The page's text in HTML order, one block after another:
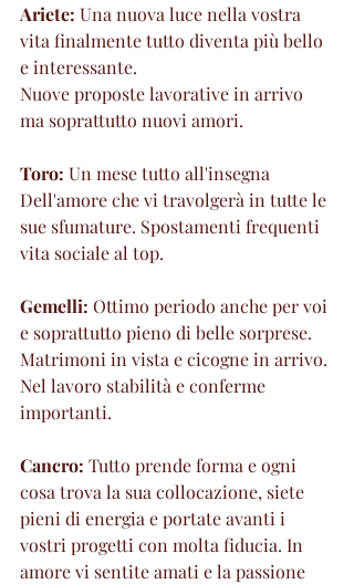
Ariete: Una nuova luce nella vostra
vita finalmente tutto diventa più bello
e interessante.
Nuove proposte lavorative in arrivo
ma soprattutto nuovi amori.
Toro: Un mese tutto all'insegna
Dell'amore che vi travolgerà in tutte le
sue sfumature. Spostamenti frequenti
vita sociale al top.
Gemelli: Ottimo periodo anche per voi
e soprattutto pieno di belle sorprese.
Matrimoni in vista e cicogne in arrivo.
Nel lavoro stabilità e conferme
importanti.
Cancro: Tutto prende forma e ogni
cosa trova la sua collocazione, siete
pieni di energia e portate avanti i
vostri progetti con molta fiducia. In
amore vi sentite amati e la passione